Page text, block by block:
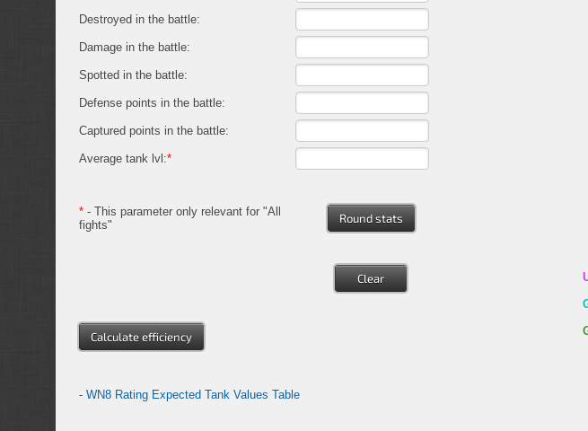
Destroyed in the battle:
Damage in the battle:
Spotted in the battle:
Defense points in the battle:
Captured points in the battle:
Average tank lvl:*
* - This parameter only relevant for "All
fights"
Round stats
Clear
- WN8 Rating Expected Tank Values Table